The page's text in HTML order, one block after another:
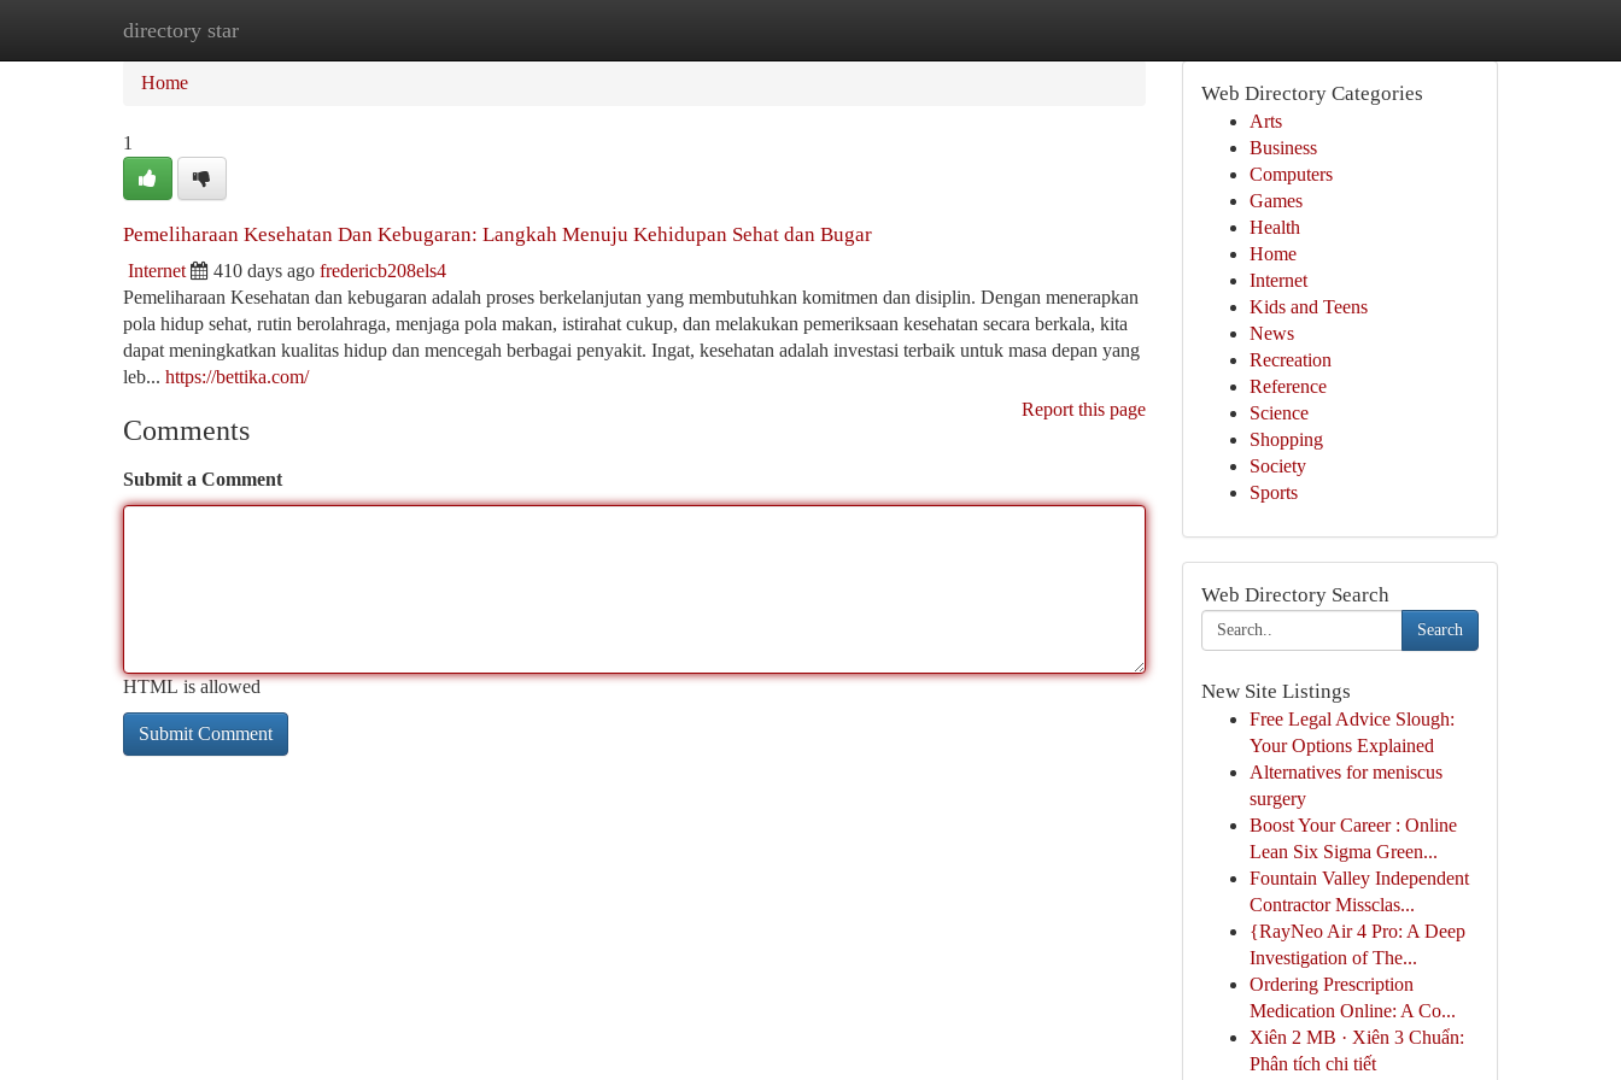
directory star
Home
Home
1
Pemeliharaan Kesehatan Dan Kebugaran: Langkah Menuju Kehidupan Sehat dan Bugar
Internet 410 days ago fredericb208els4
Pemeliharaan Kesehatan dan kebugaran adalah proses berkelanjutan yang membutuhkan komitmen dan disiplin. Dengan menerapkan
pola hidup sehat, rutin berolahraga, menjaga pola makan, istirahat cukup, dan melakukan pemeriksaan kesehatan secara berkala, kita
dapat meningkatkan kualitas hidup dan mencegah berbagai penyakit. Ingat, kesehatan adalah investasi terbaik untuk masa depan yang
leb... https://bettika.com/
Report this page
Comments
Submit a Comment
HTML is allowed
Web Directory Categories
Arts
Business
Computers
Games
Health
Home
Internet
Kids and Teens
News
Recreation
Reference
Science
Shopping
Society
Sports
Web Directory Search
Search
New Site Listings
Free Legal Advice Slough:
Your Options Explained
Alternatives for meniscus
surgery
Boost Your Career : Online
Lean Six Sigma Green...
Fountain Valley Independent
Contractor Missclas...
{RayNeo Air 4 Pro: A Deep
Investigation of The...
Ordering Prescription
Medication Online: A Co...
Xiên 2 MB · Xiên 3 Chuẩn:
Phân tích chi tiết